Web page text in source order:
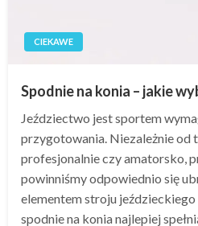
CIEKAWE
Spodnie na konia – jakie
Jeździectwo jest sportem
przygotowania. Niezależnie od
profesjonalnie czy amatorsko,
powinniśmy odpowiednio się
elementem stroju jeździeckiego
spodnie na konia najlepiej